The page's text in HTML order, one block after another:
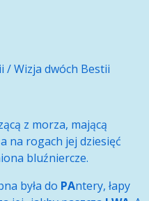
/ Wizja dwóch Bestii
z morza, mającą
na rogach jej dziesięć
bluźniercze.
była do PAntery, łapy